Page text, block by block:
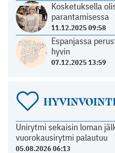
Kosketuksella
parantamisessa
11.12.2025 09:58
Espanjassa
hyvin
07.12.2025 13:59
Unirytmi sekaisin loman
vuorokausirytmi palautuu
05.08.2026 06:13